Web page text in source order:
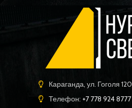
Караганда, ул. Гоголя 120
Телефон: +7 778 924 8777